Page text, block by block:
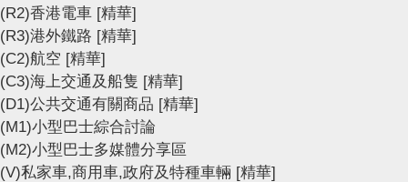
(R2)香港電車 [精華]
(R3)港外鐵路 [精華]
(C2)航空 [精華]
(C3)海上交通及船隻 [精華]
(D1)公共交通有關商品 [精華]
(M1)小型巴士綜合討論
(M2)小型巴士多媒體分享區
(V)私家車,商用車,政府及特種車輛 [精華]